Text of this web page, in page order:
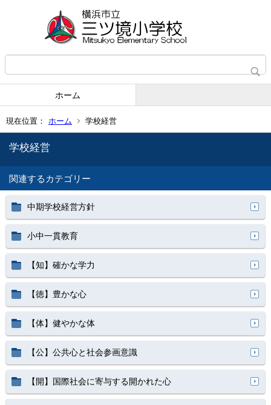
ホーム
現在位置： ホーム 学校経営
学校経営
関連するカテゴリー
中期学校経営方針
小中一貫教育
【知】確かな学力
【徳】豊かな心
【体】健やかな体
【公】公共心と社会参画意識
【開】国際社会に寄与する開かれた心